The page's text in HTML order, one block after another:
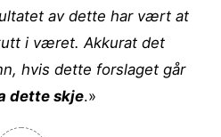
av dette har vært at
i været. Akkurat det
hvis dette forslaget går
dette skje.»